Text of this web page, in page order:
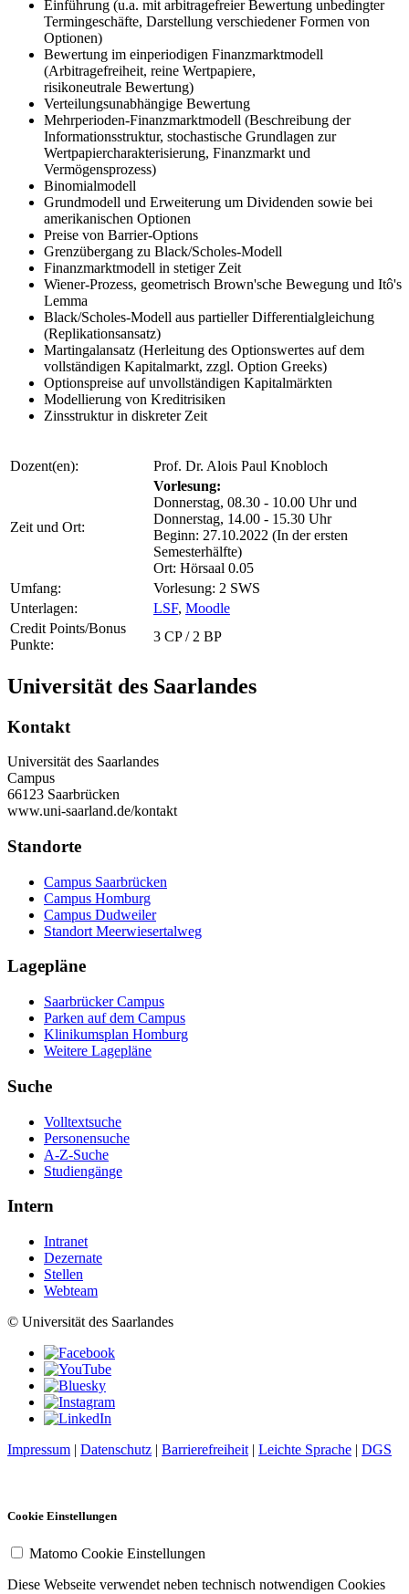
Einführung (u.a. mit arbitragefreier Bewertung unbedingter
Termingeschäfte, Darstellung verschiedener Formen von
Optionen)
Bewertung im einperiodigen Finanzmarktmodell
(Arbitragefreiheit, reine Wertpapiere,
risikoneutrale Bewertung)
Verteilungsunabhängige Bewertung
Mehrperioden-Finanzmarktmodell (Beschreibung der
Informationsstruktur, stochastische Grundlagen zur
Wertpapiercharakterisierung, Finanzmarkt und
Vermögensprozess)
Binomialmodell
Grundmodell und Erweiterung um Dividenden sowie bei
amerikanischen Optionen
Preise von Barrier-Options
Grenzübergang zu Black/Scholes-Modell
Finanzmarktmodell in stetiger Zeit
Wiener-Prozess, geometrisch Brown'sche Bewegung und Itô's
Lemma
Black/Scholes-Modell aus partieller Differentialgleichung
(Replikationsansatz)
Martingalansatz (Herleitung des Optionswertes auf dem
vollständigen Kapitalmarkt, zzgl. Option Greeks)
Optionspreise auf unvollständigen Kapitalmärkten
Modellierung von Kreditrisiken
Zinsstruktur in diskreter Zeit
Dozent(en): Prof. Dr. Alois Paul Knobloch
Zeit und Ort:
Vorlesung:
Donnerstag, 08.30 - 10.00 Uhr und
Donnerstag, 14.00 - 15.30 Uhr
Beginn: 27.10.2022 (In der ersten
Semesterhälfte)
Ort: Hörsaal 0.05
Umfang:
Vorlesung: 2 SWS
Unterlagen:
LSF, Moodle
Credit Points/Bonus
Punkte:
3 CP / 2 BP
Universität des Saarlandes
Kontakt
Universität des Saarlandes
Campus
66123 Saarbrücken
www.uni-saarland.de/kontakt
Standorte
Campus Saarbrücken
Campus Homburg
Campus Dudweiler
Standort Meerwiesertalweg
Lagepläne
Saarbrücker Campus
Parken auf dem Campus
Klinikumsplan Homburg
Weitere Lagepläne
Suche
Volltextsuche
Personensuche
A-Z-Suche
Studiengänge
Intern
Intranet
Dezernate
Stellen
Webteam
© Universität des Saarlandes
Impressum | Datenschutz | Barrierefreiheit | Leichte Sprache | DGS
Cookie Einstellungen
Matomo Cookie Einstellungen
Diese Webseite verwendet neben technisch notwendigen Cookies